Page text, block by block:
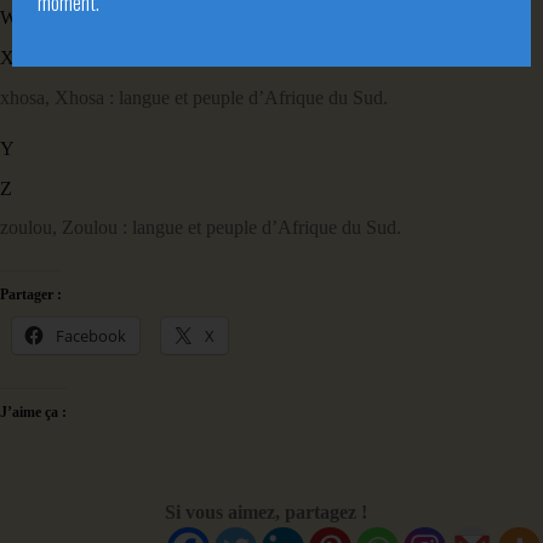
W
X
xhosa, Xhosa : langue et peuple d’Afrique du Sud.
Y
Z
zoulou, Zoulou : langue et peuple d’Afrique du Sud.
Partager :
Facebook X
J’aime ça :
Si vous aimez, partagez !